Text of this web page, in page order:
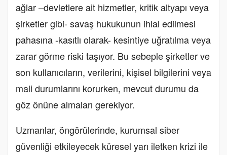
ağlar –devletlere ait hizmetler, kritik altyapı veya
şirketler gibi- savaş hukukunun ihlal edilmesi
pahasına -kasıtlı olarak- kesintiye uğratılma veya
zarar görme riski taşıyor. Bu sebeple şirketler ve
son kullanıcıların, verilerini, kişisel bilgilerini veya
mali durumlarını korurken, mevcut durumu da
göz önüne almaları gerekiyor.
Uzmanlar, öngörülerinde, kurumsal siber
güvenliği etkileyecek küresel yarı iletken krizi ile